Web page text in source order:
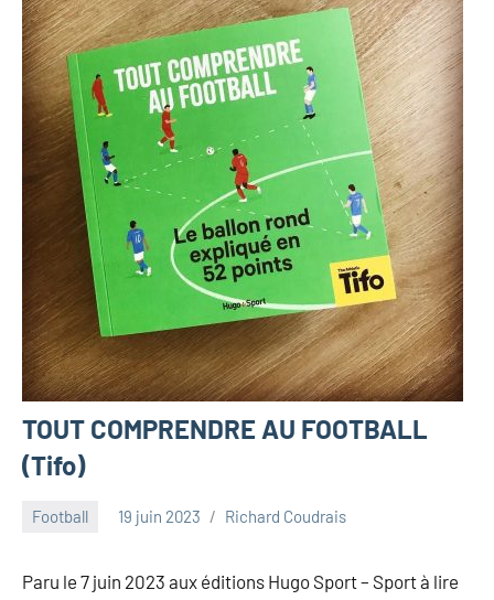
TOUT COMPRENDRE AU FOOTBALL
(Tifo)
Football 19 juin 2023 Richard Coudrais
Paru le 7 juin 2023 aux éditions Hugo Sport – Sport à lire